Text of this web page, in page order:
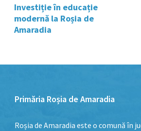
Investiție în educație
modernă la Roșia de
Amaradia
Primăria Roșia de Amaradia
Roșia de Amaradia este o comună în